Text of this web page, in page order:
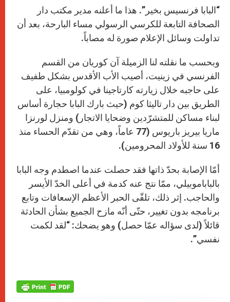
g
e
r
o
k
r
“البابا فرنسيس بخير”. هذا ما أعلنه مدير مكتب دار
الصحافة التابعة للكرسي الرسولي مساء البارحة، بعد أن
تداولت وسائل الإعلام صورة له مصاباً.
وبحسب ما نقلته لنا الزميلة آن كوريان من القسم
الفرنسي في زينيت، أصيب الأب الأقدس بشكل طفيف
على حاجبه خلال زيارته كارتاجينا في كولومبيا، على
الطريق بين دار تاليثا كوم (حيث بارك البابا حجارة أساس
لبناء مساكن للمتشرّدين وضحايا الاتجار) ومنزل لورنزا
ماريا بيريز باريوس (77 عاماً، وهي من تقدّم الحساء منذ
16 سنة للأولاد المحرومين).
أمّا الإصابة بحدّ ذاتها فقد حصلت عندما اصطدم وجه البابا
بالباباموبيلي، ممّا نتج عنه كدمة في أعلى الخدّ الأيسر
والحاجب. إثر ذلك، تلقّى الحبر الأعظم الإسعافات وتابع
برنامجه بدون تغيير، حتّى أنّه مازح الجميع بشأن الحادثة
قائلاً (لدى سؤاله عمّا حصل) وهو يضحك: “لقد لكمت
نفسي”.